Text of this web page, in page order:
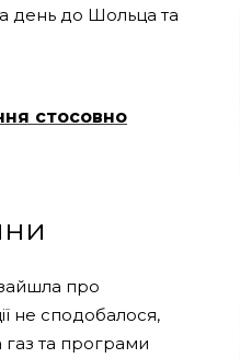
день до Шольца та
стосовно
про
не сподобалося,
та програми